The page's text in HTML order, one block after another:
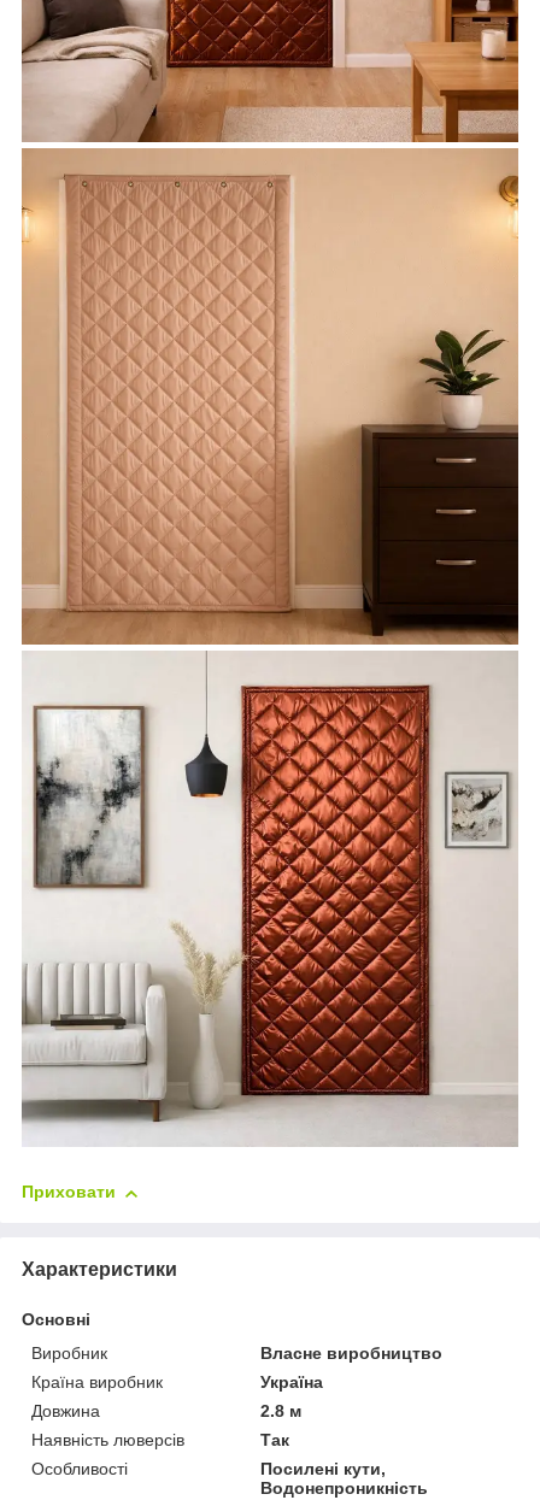
Приховати
Характеристики
Основні
Виробник
Власне виробництво
Країна виробник
Україна
Довжина
2.8 м
Наявність люверсів
Так
Особливості
Посилені кути,
Водонепроникність